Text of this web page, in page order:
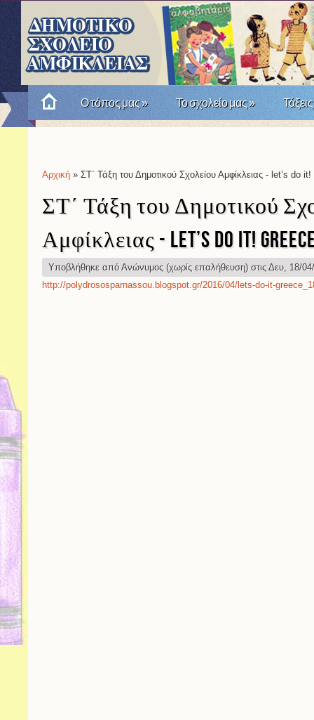
Ο τόπος μας» Το σχολείο μας» Τάξεις
Είστε εδώ
Αρχική » ΣΤ΄ Τάξη του Δημοτικού Σχολείου Αμφίκλειας - let’s do
ΣΤ΄ Τάξη του Δημοτικού
Αμφίκλειας - let’s do it!
Υποβλήθηκε από Ανώνυμος (χωρίς επαλήθευση) στις Δευ, 18/
http://polydrososparnassou.blogspot.gr/2016/04/lets-do-it-